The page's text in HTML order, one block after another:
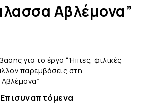
Αβλέμονα”
για το έργο “Ήπιες, φιλικές
παρεμβάσεις στη
Επισυναπτόμενα